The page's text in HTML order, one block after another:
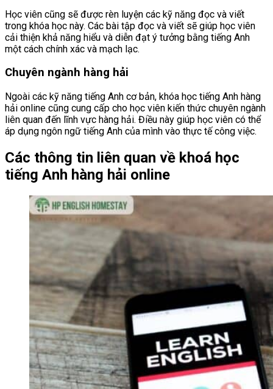
Học viên cũng sẽ được rèn luyện các kỹ năng đọc và viết
trong khóa học này. Các bài tập đọc và viết sẽ giúp học viên
cải thiện khả năng hiểu và diễn đạt ý tưởng bằng tiếng Anh
một cách chính xác và mạch lạc.
Chuyên ngành hàng hải
Ngoài các kỹ năng tiếng Anh cơ bản, khóa học tiếng Anh hàng
hải online cũng cung cấp cho học viên kiến thức chuyên ngành
liên quan đến lĩnh vực hàng hải. Điều này giúp học viên có thể
áp dụng ngôn ngữ tiếng Anh của mình vào thực tế công việc.
Các thông tin liên quan về khoá học
tiếng Anh hàng hải online